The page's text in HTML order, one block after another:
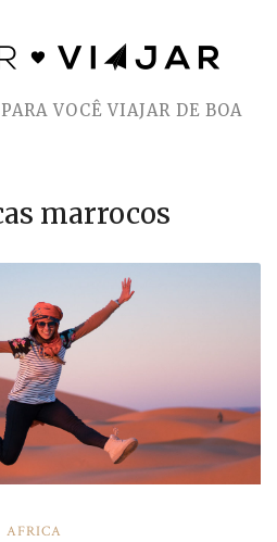
VOCÊ VIAJAR DE BOA
marrocos
ÁFRICA